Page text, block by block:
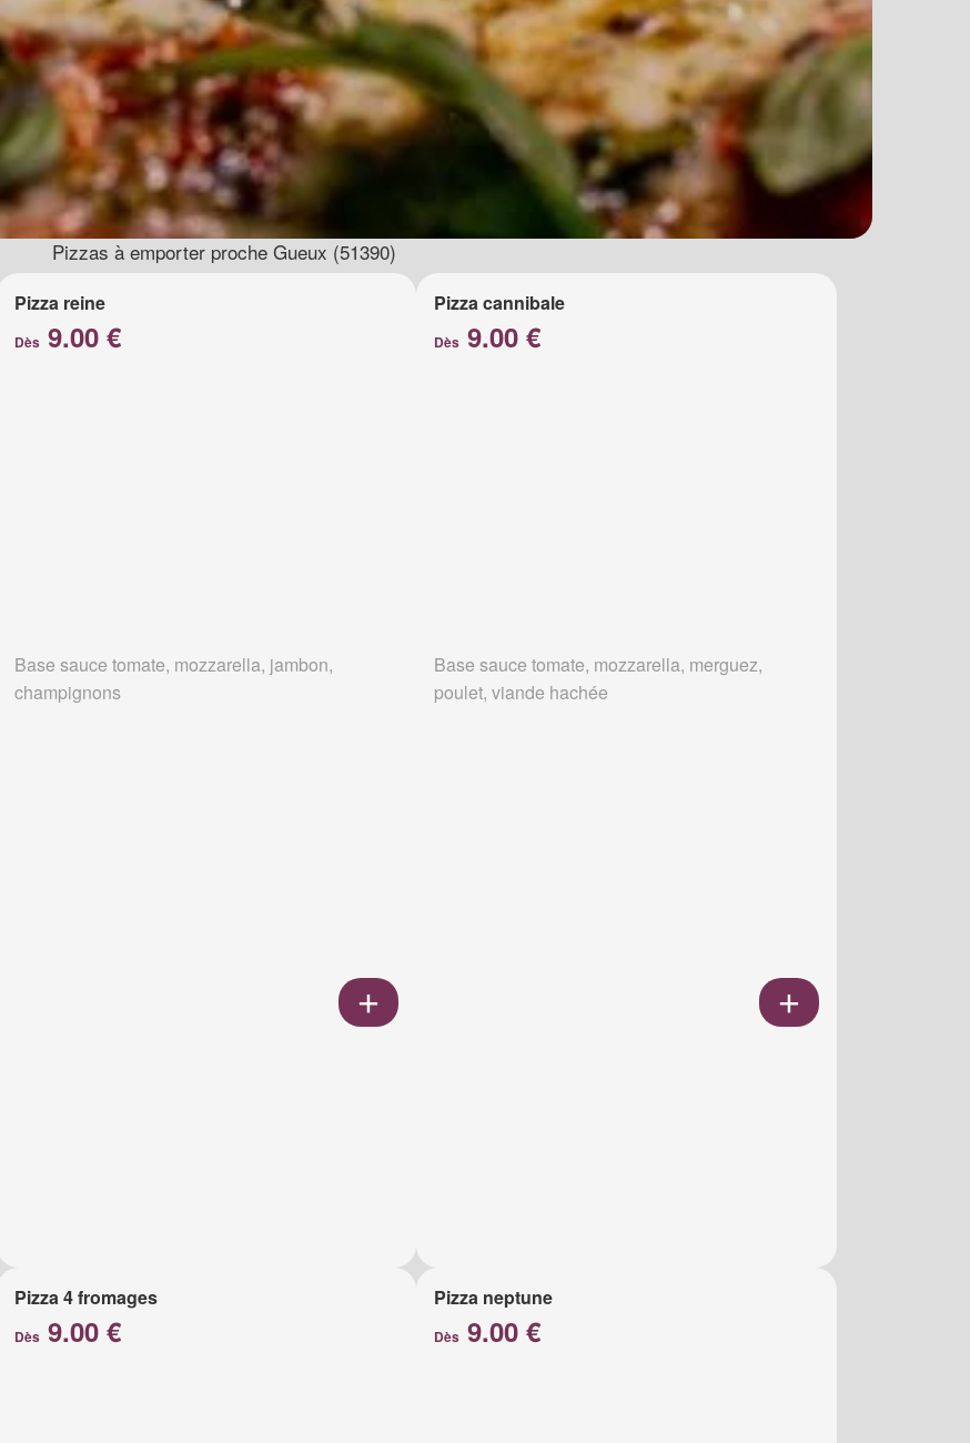
Pizzas à emporter proche Gueux (51390)
Pizza reine
Dès9.00 €
Base sauce tomate, mozzarella, jambon,
champignons
Pizza cannibale
Dès 9.00 €
Base sauce tomate, mozzarella, merguez,
poulet, viande hachée
Pizza 4 fromages
Dès9.00 €
Pizza neptune
Dès 9.00 €